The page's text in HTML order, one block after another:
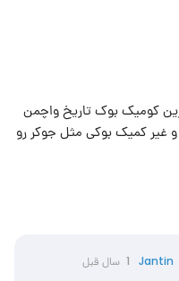
کومیک بوک تاریخ واچمن
غیر کمیک بوکی مثل جوکر رو
Jantin 1 سال قبل